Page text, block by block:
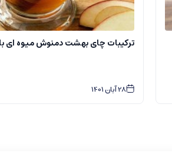
ترکیبات چای بهشت دمنوش میوه ای
28آبان1401